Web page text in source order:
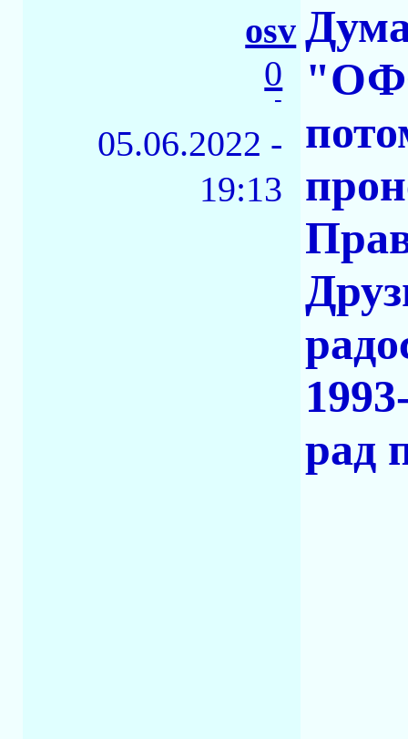
osv
0
-
05.06.2022 -
19:13
рад